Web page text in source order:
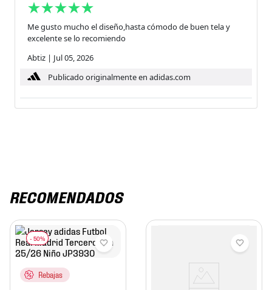
Me gusto mucho el diseño,hasta cómodo de buen tela y
excelente se lo recomiendo
Abtiz | Jul 05, 2026
Publicado originalmente en adidas.com
RECOMENDADOS
Rebajas